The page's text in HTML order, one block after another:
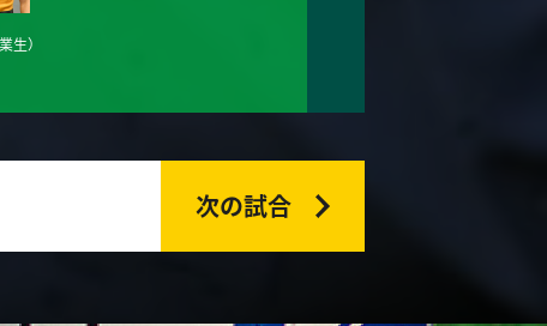
生）
次の試合